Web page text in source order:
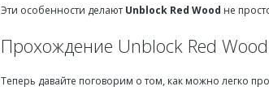
Эти особенности делают Unblock Red Wood не
Прохождение Unblock Red
Теперь давайте поговорим о том, как можно легко